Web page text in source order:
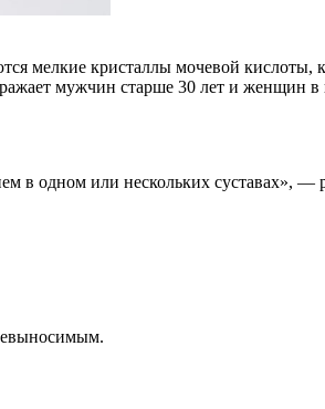
мелкие кристаллы мочевой кислоты,
мужчин старше 30 лет и женщин
в одном или нескольких суставах», —